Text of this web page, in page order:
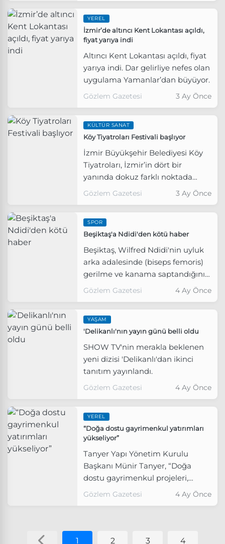
YEREL
İzmir’de altıncı Kent Lokantası açıldı,
fiyat yarıya indi
Altıncı Kent Lokantası açıldı, fiyat
yarıya indi. Dar gelirliye nefes olan
uygulama Yamanlar’dan büyüyor.
Gözlem Gazetesi 3 Ay Önce
KÜLTÜR SANAT
Köy Tiyatroları Festivali başlıyor
İzmir Büyükşehir Belediyesi Köy
Tiyatroları, İzmir’in dört bir
yanında dokuz farklı noktada
yaklaşık 200 katılımcıyla kırsal
Gözlem Gazetesi 3 Ay Önce
SPOR
Beşiktaş'a Ndidi'den kötü haber
Beşiktaş, Wilfred Ndidi'nin uyluk
arka adalesinde (biseps femoris)
gerilme ve kanama saptandığını
açıkladı.
Gözlem Gazetesi 4 Ay Önce
YAŞAM
'Delikanlı'nın yayın günü belli oldu
SHOW TV'nin merakla beklenen
yeni dizisi 'Delikanlı'dan ikinci
tanıtım yayınlandı.
Gözlem Gazetesi 4 Ay Önce
YEREL
“Doğa dostu gayrimenkul yatırımları
yükseliyor”
Tanyer Yapı Yönetim Kurulu
Başkanı Münir Tanyer, “Doğa
dostu gayrimenkul projeleri,
klasik konut yatırımlarına kıyasla
Gözlem Gazetesi 4 Ay Önce
1 2 3 4